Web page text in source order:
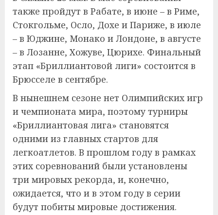
также пройдут в Рабате, в июне – в Риме,
Стокгольме, Осло, Дохе и Париже, в июле
– в Юджине, Монако и Лондоне, в августе
– в Лозанне, Хожуве, Цюрихе. Финальный
этап «Бриллиантовой лиги» состоится в
Брюсселе в сентябре.
В нынешнем сезоне нет Олимпийских игр
и чемпионата мира, поэтому турниры
«Бриллиантовая лига» становятся
одними из главных стартов для
легкоатлетов. В прошлом году в рамках
этих соревнований были установлены
три мировых рекорда, и, конечно,
ожидается, что и в этом году в серии
будут побиты мировые достижения.